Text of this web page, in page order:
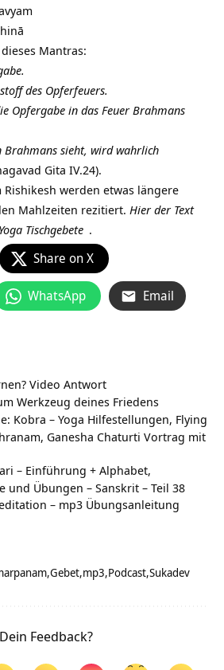
Mantras:
des Opferfeuers.
Opfergabe in das Feuer Brahmans
Brahmans sieht, wird wahrlich
Gita IV.24).
Rishikesh werden etwas längere
Mahlzeiten rezitiert. Hier der Text
Yoga Tischgebete .
Share on X
WhatsApp Email
Video Antwort
Werkzeug deines Friedens
Kobra – Yoga Hilfestellungen, Flying
Ganesha Chaturti Vortrag mit
– Einführung + Alphabet,
und Übungen – Sanskrit – Teil 38
– mp3 Übungsanleitung
Gebet mp3 Podcast Sukadev
Dein Feedback?